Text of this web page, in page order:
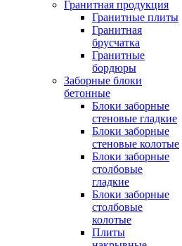
Гранитная продукция
Гранитные плиты
Гранитная
брусчатка
Гранитные
бордюры
Заборные блоки
бетонные
Блоки заборные
стеновые гладкие
Блоки заборные
стеновые колотые
Блоки заборные
столбовые
гладкие
Блоки заборные
столбовые
колотые
Плиты